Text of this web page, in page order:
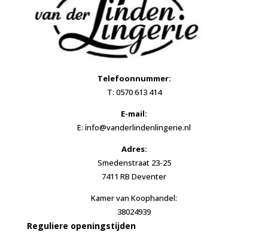
Telefoonnummer:
T: 0570 613 414
E-mail:
E: info@vanderlindenlingerie.nl
Adres:
Smedenstraat 23-25
7411 RB Deventer
Kamer van Koophandel:
38024939
Reguliere openingstijden